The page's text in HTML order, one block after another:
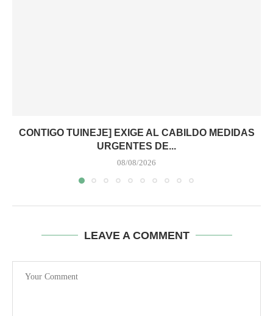
CONTIGO TUINEJE] EXIGE AL CABILDO MEDIDAS
URGENTES DE...
08/08/2026
LEAVE A COMMENT